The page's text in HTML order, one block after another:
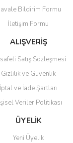
bozuk veya
eksik bilgiler bulunuyor.
bulunuyor.
Gönder
Bildirim Formu
İletişim Formu
ALIŞVERİŞ
Satış Sözleşmesi
Gizlilik ve Güvenlik
İptal ve İade Şartları
Veriler Politikası
ÜYELİK
Yeni Üyelik